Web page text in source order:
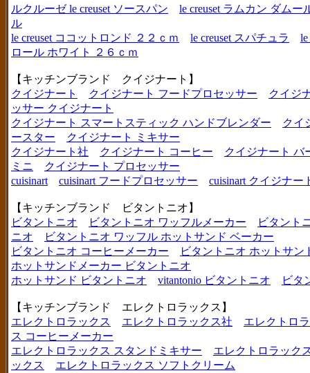
ルクルーゼ le creuset ソースパン
le creuset ラムカン ダム
ル
le creuset ココットロンド ２２ｃｍ
le creuset スパチュラ
le
ロール ホワイト ２６ｃｍ
【キッチンブランド クイジナート】
クイジナート
クイジナート フードプロセッサー
クイジ
ッサー クイジナート
クイジナート スマートスティック ハンドブレンダー
クイ
ースター
クイジナート ミキサー
クイジナート社
クイジナート コーヒー
クイジナート バ
ミニ
クイジナート プロセッサー
cuisinart
cuisinart フードプロセッサー cuisinart クイジナー
【キッチンブランド ビタントニオ】
ビタントニオ
ビタントニオ ワッフルメーカー
ビタント
ニオ
ビタントニオ ワッフル ホットサンド ベーカー
ビタントニオ コーヒーメーカー
ビタントニオ ホットサン
ホットサンドメーカー ビタントニオ
ホットサンド ビタントニオ
vitantonio ビタントニオ ビタ
【キッチンブランド エレクトロラックス】
エレクトロラックス
エレクトロラックス社
エレクトロ
ス コーヒーメーカー
エレクトロラックス スタンドミキサー
エレクトロラック
ックス
エレクトロラックス ソフトクリーム